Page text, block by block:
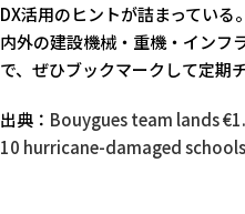
DX活用のヒントが詰まってい
内外の建設機械・重機・インフ
で、ぜひブックマークして定期
出典： Bouygues team lands
10 hurricane-damaged schools